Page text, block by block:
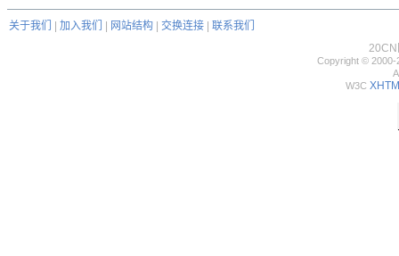
关于我们 加入我们 网站结构 交换连接
联系我们
20CN
Copyright © 2000-
W3C